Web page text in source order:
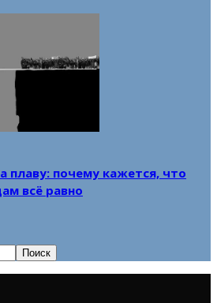
плаву: почему кажется, что
всё равно